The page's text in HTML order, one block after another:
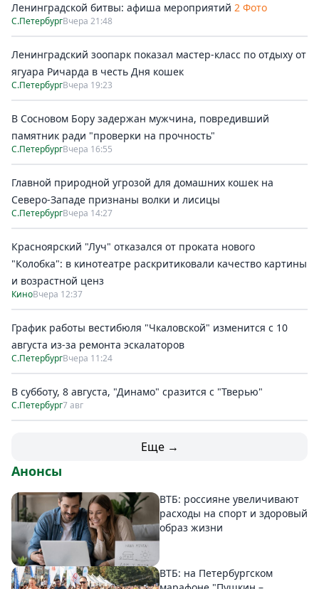
Ленинградской битвы: афиша мероприятий 2 Фото
С.ПетербургВчера 21:48
Ленинградский зоопарк показал мастер-класс по отдыху от
ягуара Ричарда в честь Дня кошек
С.ПетербургВчера 19:23
В Сосновом Бору задержан мужчина, повредивший
памятник ради "проверки на прочность"
С.ПетербургВчера 16:55
Главной природной угрозой для домашних кошек на
Северо-Западе признаны волки и лисицы
С.ПетербургВчера 14:27
Красноярский "Луч" отказался от проката нового
"Колобка": в кинотеатре раскритиковали качество картины
и возрастной ценз
КиноВчера 12:37
График работы вестибюля "Чкаловской" изменится с 10
августа из-за ремонта эскалаторов
С.ПетербургВчера 11:24
В субботу, 8 августа, "Динамо" сразится с "Тверью"
С.Петербург7 авг
Еще →
Анонсы
ВТБ: россияне увеличивают
расходы на спорт и здоровый
образ жизни
ВТБ: на Петербургском